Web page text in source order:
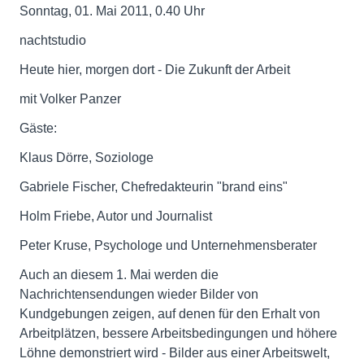
Sonntag, 01. Mai 2011, 0.40 Uhr
nachtstudio
Heute hier, morgen dort - Die Zukunft der Arbeit
mit Volker Panzer
Gäste:
Klaus Dörre, Soziologe
Gabriele Fischer, Chefredakteurin "brand eins"
Holm Friebe, Autor und Journalist
Peter Kruse, Psychologe und Unternehmensberater
Auch an diesem 1. Mai werden die
Nachrichtensendungen wieder Bilder von
Kundgebungen zeigen, auf denen für den Erhalt von
Arbeitplätzen, bessere Arbeitsbedingungen und höhere
Löhne demonstriert wird - Bilder aus einer Arbeitswelt,